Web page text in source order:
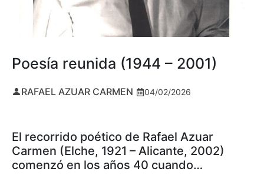
Poesía reunida (1944 – 2001)
RAFAEL AZUAR CARMEN 04/02/2026
El recorrido poético de Rafael Azuar
Carmen (Elche, 1921 – Alicante, 2002)
comenzó en los años 40 cuando…